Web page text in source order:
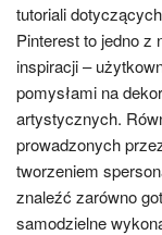
tutoriali
Pinterest to jedno z
inspiracji –
pomysłami na
artystycznych.
prowadzonych
tworzeniem
znaleźć zarówno
samodzielne